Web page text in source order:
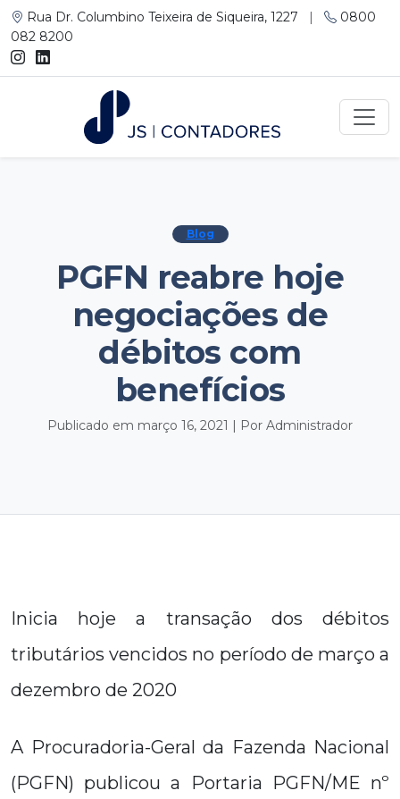
Rua Dr. Columbino Teixeira de Siqueira, 1227 |
0800
082 8200
Blog
PGFN reabre hoje
negociações de
débitos com
benefícios
Publicado em março 16, 2021 | Por Administrador
Inicia hoje a transação dos débitos
tributários vencidos no período de março a
dezembro de 2020
A Procuradoria-Geral da Fazenda Nacional
(PGFN) publicou a Portaria PGFN/ME nº